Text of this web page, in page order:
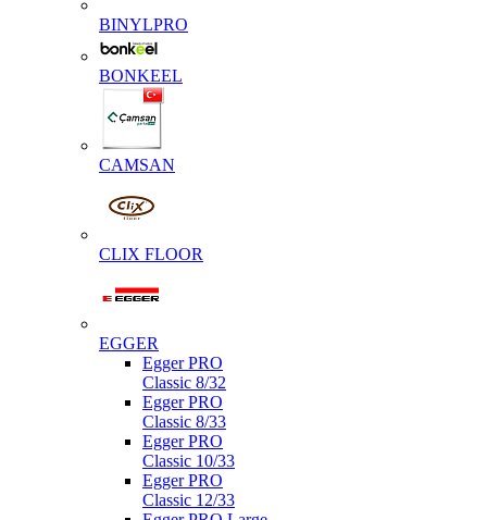
BINYLPRO
BONKEEL
CAMSAN
CLIX FLOOR
EGGER
Egger PRO
Classic 8/32
Egger PRO
Classic 8/33
Egger PRO
Classic 10/33
Egger PRO
Classic 12/33